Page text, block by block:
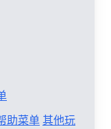
助菜单其他玩